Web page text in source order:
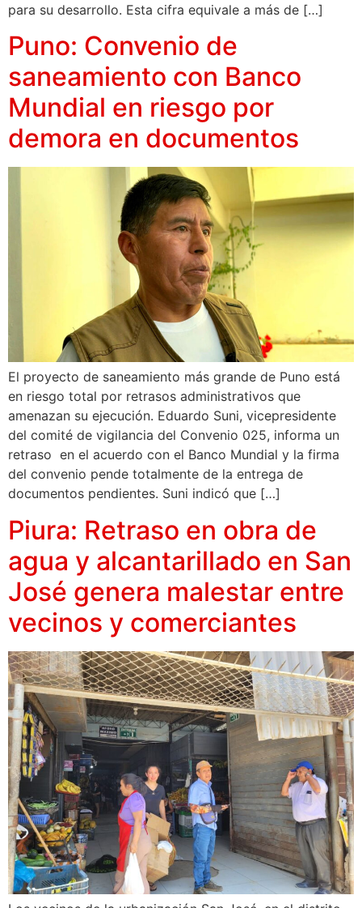
para su desarrollo. Esta cifra equivale a más de […]
Puno: Convenio de
saneamiento con Banco
Mundial en riesgo por
demora en documentos
El proyecto de saneamiento más grande de Puno está
en riesgo total por retrasos administrativos que
amenazan su ejecución. Eduardo Suni, vicepresidente
del comité de vigilancia del Convenio 025, informa un
retraso en el acuerdo con el Banco Mundial y la firma
del convenio pende totalmente de la entrega de
documentos pendientes. Suni indicó que […]
Piura: Retraso en obra de
agua y alcantarillado en San
José genera malestar entre
vecinos y comerciantes